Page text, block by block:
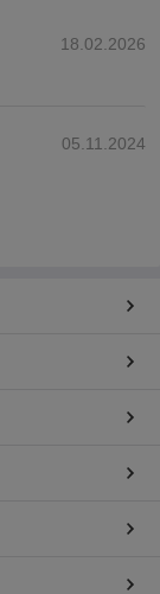
18.02.2026
05.11.2024